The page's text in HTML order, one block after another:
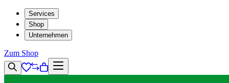
Services
Shop
Unternehmen
Zum Shop